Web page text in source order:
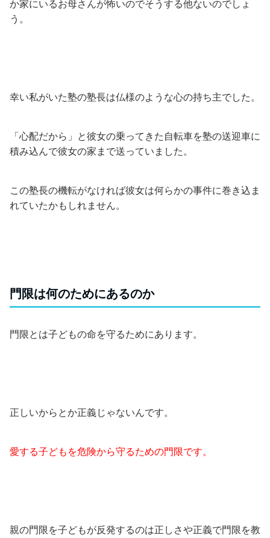
か家にいるお母さんが怖いのでそうする他ないのでしょ
う。
幸い私がいた塾の塾長は仏様のような心の持ち主でした。
「心配だから」と彼女の乗ってきた自転車を塾の送迎車に
積み込んで彼女の家まで送っていました。
この塾長の機転がなければ彼女は何らかの事件に巻き込ま
れていたかもしれません。
門限は何のためにあるのか
門限とは子どもの命を守るためにあります。
正しいからとか正義じゃないんです。
愛する子どもを危険から守るための門限です。
親の門限を子どもが反発するのは正しさや正義で門限を教